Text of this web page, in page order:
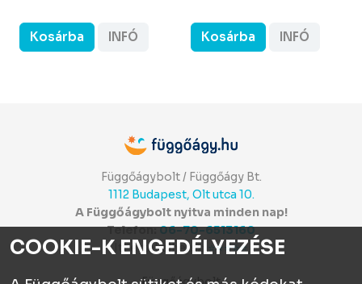
Kosárba INFÓ Kosárba INFÓ
Függőágybolt / Függőágy Bt.
1112 Budapest, Olt utca 10.
A Függőágybolt nyitva minden nap!
Telefon:06-70-6513160
Itt értékelhetsz:⭐⭐⭐⭐⭐
COOKIE-K ENGEDÉLYEZÉSE